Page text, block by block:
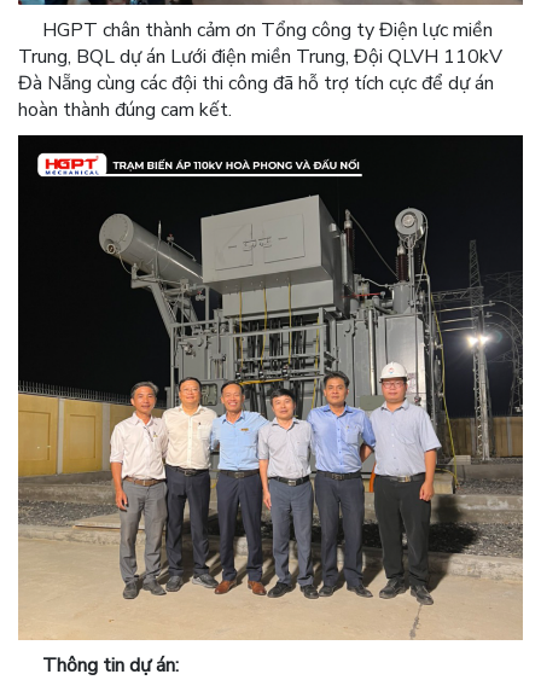
HGPT chân thành cảm ơn Tổng công ty Điện lực miền
Trung, BQL dự án Lưới điện miền Trung, Đội QLVH 110kV
Đà Nẵng cùng các đội thi công đã hỗ trợ tích cực để dự án
hoàn thành đúng cam kết.
Thông tin dự án: